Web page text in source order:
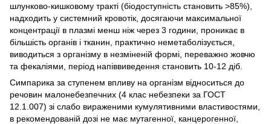
шлунково-кишковому тракті (біодоступність становить >85%),
надходить у системний кровотік, досягаючи максимальної
концентрації в плазмі менш ніж через 3 години, проникає в
більшість органів і тканин, практично неметаболізується,
виводиться з організму в незміненій формі, переважно жовчю
та фекаліями, період напіввиведення становить 10-12 діб.
Симпарика за ступенем впливу на організм відноситься до
речовин малонебезпечних (4 клас небезпеки за ГОСТ
12.1.007) зі слабо вираженими кумулятивними властивостями,
в рекомендованій дозі не має мутагенної, канцерогенної,